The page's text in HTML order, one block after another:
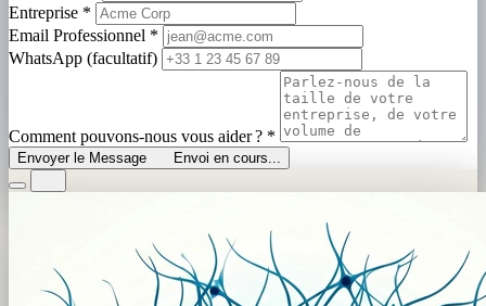
Entreprise *
Email Professionnel *
WhatsApp (facultatif)
Comment pouvons-nous vous aider ? *
Envoyer le Message Envoi en cours...